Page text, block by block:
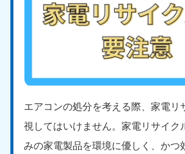
エアコンの処分を考える際、家電リ
視してはいけません。家電リサイク
みの家電製品を環境に優しく、かつ